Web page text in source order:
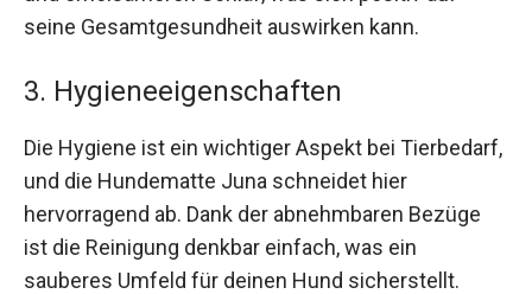
seine Gesamtgesundheit auswirken kann.
3. Hygieneeigenschaften
Die Hygiene ist ein wichtiger Aspekt bei Tierbedarf,
und die Hundematte Juna schneidet hier
hervorragend ab. Dank der abnehmbaren Bezüge
ist die Reinigung denkbar einfach, was ein
sauberes Umfeld für deinen Hund sicherstellt.